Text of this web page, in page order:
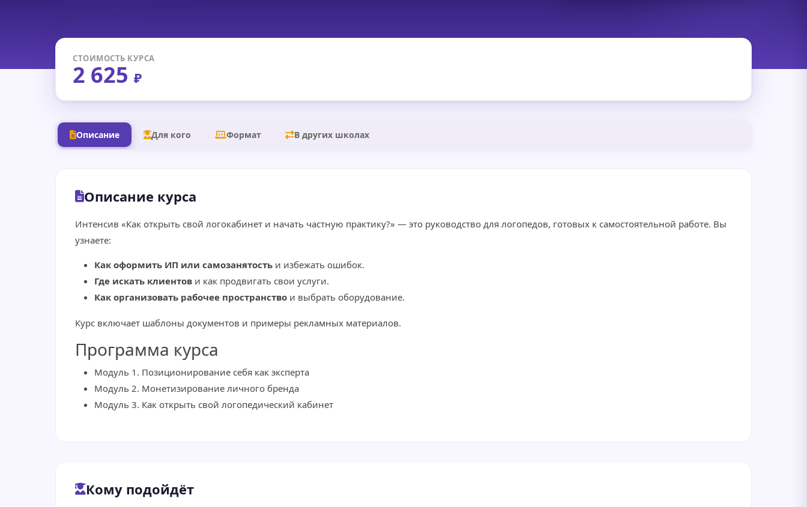
СТОИМОСТЬ КУРСА
2 625 ₽
Описание Для кого Формат В других школах
Описание курса
Интенсив «Как открыть свой логокабинет и начать частную практику?» — это руководство для логопедов, готовых к самостоятельной работе. Вы
узнаете:
Как оформить ИП или самозанятость и избежать ошибок.
Где искать клиентов и как продвигать свои услуги.
Как организовать рабочее пространство и выбрать оборудование.
Курс включает шаблоны документов и примеры рекламных материалов.
Программа курса
Модуль 1. Позиционирование себя как эксперта
Модуль 2. Монетизирование личного бренда
Модуль 3. Как открыть свой логопедический кабинет
Кому подойдёт